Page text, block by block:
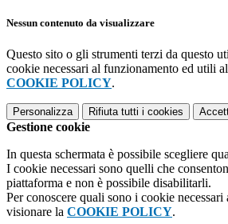
Nessun contenuto da visualizzare
Questo sito o gli strumenti terzi da questo
cookie necessari al funzionamento ed utili
COOKIE POLICY.
Personalizza Rifiuta tutti i cookies
Gestione cookie
In questa schermata è possibile scegliere
I cookie necessari sono quelli che
piattaforma e non è possibile disabilitarli.
Per conoscere quali sono i cookie
visionare la COOKIE POLICY.